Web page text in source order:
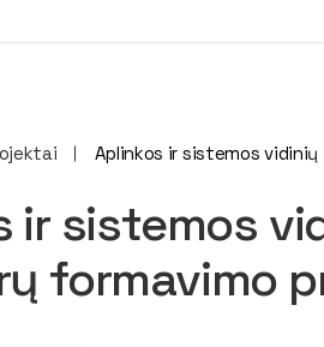
Aplinkos ir sistemos
ir sistemos
formavimo